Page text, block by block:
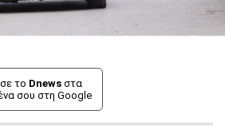
το Dnews στα
σου στη Google